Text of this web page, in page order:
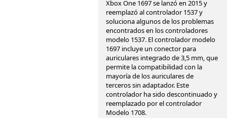
Xbox One 1697 se lanzó en 2015 y
reemplazó al controlador 1537 y
soluciona algunos de los problemas
encontrados en los controladores
modelo 1537. El controlador modelo
1697 incluye un conector para
auriculares integrado de 3,5 mm, que
permite la compatibilidad con la
mayoría de los auriculares de
terceros sin adaptador. Este
controlador ha sido descontinuado y
reemplazado por el controlador
Modelo 1708.